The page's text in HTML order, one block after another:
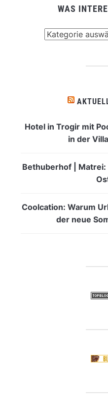
WAS
Hotel in Trogir mit
in der
Bethuberhof | Matrei:
Coolcation: Warum
der neue